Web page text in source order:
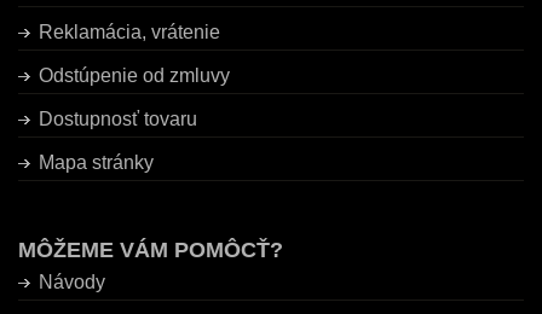
Reklamácia, vrátenie
Odstúpenie od zmluvy
Dostupnosť tovaru
Mapa stránky
MÔŽEME VÁM POMÔCŤ?
Návody